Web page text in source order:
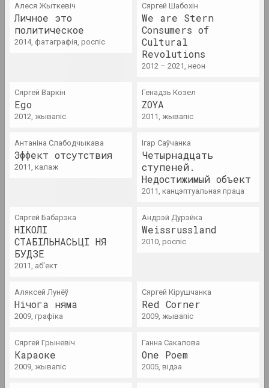
1937 год
вынікі года
1938 год
1940 год
1941 год
вынікі года
вынікі года
1945 год
вынікі года
1947 год
вынікі года
Алеся Жыткевіч
Личное это
политическое
2014, фатаграфія, роспіс
Сяргей Шабохін
We are Stern
Consumers of
Cultural
Revolutions
2012 – 2021, неон
Сяргей Варкін
Ego
2012, жывапіс
Генадзь Козел
ZOYA
2011, жывапіс
Антаніна Слабодчыкава
Эффект отсутствия
2011, калаж
Ігар Саўчанка
Четырнадцать
ступеней.
Недостижимый объект
2011, канцэптуальная праца
Сяргей Бабарэка
НІКОЛІ
СТАБІЛЬНАСЬЦІ НЯ
БУДЗЕ
2011, аб'ект
Андрэй Дурэйка
Weissrussland
2010, роспіс
Аляксей Лунёў
Нiчога няма
2009, графіка
Сяргей Кірушчанка
Red Corner
2009, жывапіс
Сяргей Грыневіч
Караоке
2009, жывапіс
Ганна Сакалова
One Poem
2005, відэа